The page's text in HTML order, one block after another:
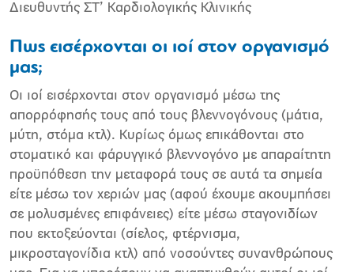
Διευθυντής ΣΤ’ Καρδιολογικής Κλινικής
Πως εισέρχονται οι ιοί στον οργανισμό
μας;
Οι ιοί εισέρχονται στον οργανισμό μέσω της
απορρόφησής τους από τους βλεννογόνους (μάτια,
μύτη, στόμα κτλ). Κυρίως όμως επικάθονται στο
στοματικό και φάρυγγικό βλεννογόνο με απαραίτητη
προϋπόθεση την μεταφορά τους σε αυτά τα σημεία
είτε μέσω τον χεριών μας (αφού έχουμε ακουμπήσει
σε μολυσμένες επιφάνειες) είτε μέσω σταγονιδίων
που εκτοξεύονται (σίελος, φτέρνισμα,
μικροσταγονίδια κτλ) από νοσούντες συνανθρώπους